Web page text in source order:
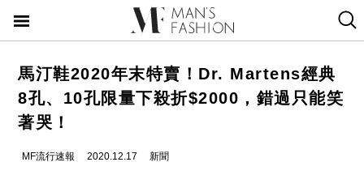
馬汀鞋2020年末特賣！Dr. Martens經典
8孔、10孔限量下殺折$2000，錯過只能笑
著哭！
MF流行速報 2020.12.17 新聞